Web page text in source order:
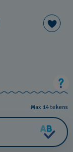
Max 14 tekens